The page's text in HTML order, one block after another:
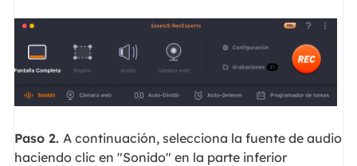
Paso 2. A continuación, selecciona la fuente de audio
haciendo clic en "Sonido" en la parte inferior